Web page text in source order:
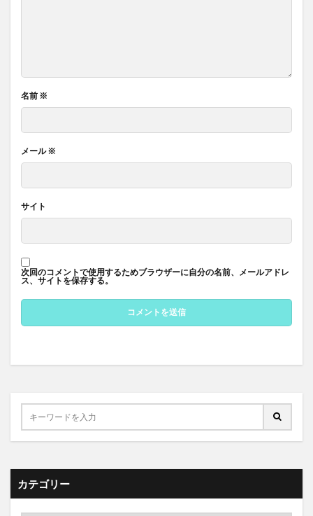
名前 ※
メール※
サイト
次回のコメントで使用するためブラウザーに自分の名前、メールアドレ
ス、サイトを保存する。
カテゴリー